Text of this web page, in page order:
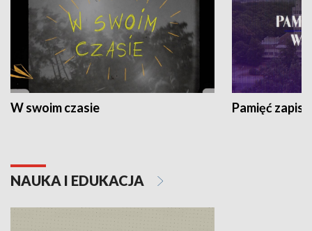
W swoim czasie Pamięć
NAUKA I EDUKACJA